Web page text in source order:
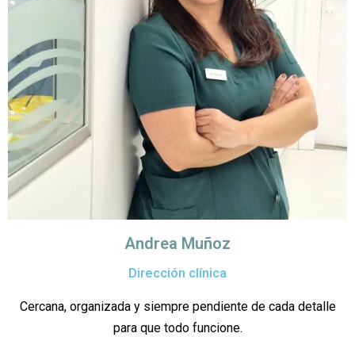
Andrea Muñoz
Dirección clínica
Cercana, organizada y siempre pendiente de cada detalle
para que todo funcione.